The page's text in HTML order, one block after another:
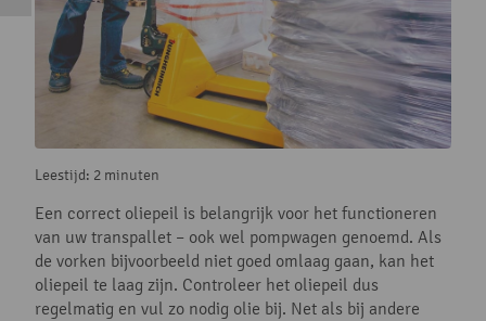
Leestijd: 2 minuten
Een correct oliepeil is belangrijk voor het functioneren
van uw transpallet – ook wel pompwagen genoemd. Als
de vorken bijvoorbeeld niet goed omlaag gaan, kan het
oliepeil te laag zijn. Controleer het oliepeil dus
regelmatig en vul zo nodig olie bij. Net als bij andere